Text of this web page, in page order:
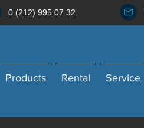
0 (212) 995 07 32
Products Rental Service